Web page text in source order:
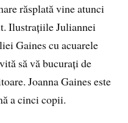
răsplată vine atunci
Ilustrațiile Juliannei
Gaines cu acuarele
să vă bucurați de
Joanna Gaines este
a cinci copii.